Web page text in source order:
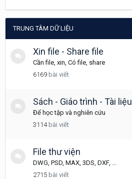
TRUNG TÂM DỮ LIỆU
Xin file - Share file
Cần file, xin, Có file, share
6169 bài viết
Sách - Giáo trình - Tài liệu
Để học tập và nghiên cứu
3114 bài viết
File thư viện
DWG, PSD, MAX, 3DS, DXF, ...
2715 bài viết